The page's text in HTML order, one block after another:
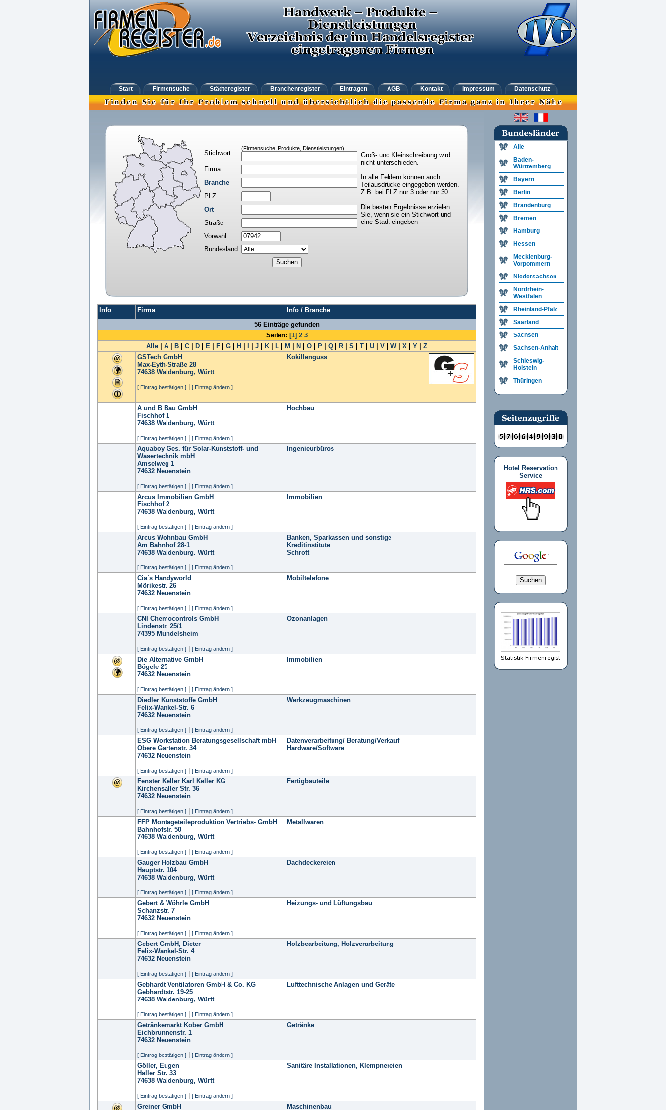
Start Firmensuche Städteregister Branchenregister Eintragen AGB Kontakt Impressum Datenschutz
Stichwort
(Firmensuche, Produkte, Dienstleistungen)
Groß- und Kleinschreibung wird
nicht unterschieden.
In alle Feldern können auch
Teilausdrücke eingegeben werden.
Z.B. bei PLZ nur 3 oder nur 30
Die besten Ergebnisse erzielen
Sie, wenn sie ein Stichwort und
eine Stadt eingeben
Firma
Branche
PLZ
Ort
Straße
Vorwahl
Bundesland
Info Firma
Info / Branche
56 Einträge gefunden
Seiten: [1] 2 3
Alle
A B C D E F G H J K L M N O P Q R S T U V W| X Y
Z
GSTech GmbH
Max-Eyth-Straße 28
74638 Waldenburg, Württ
[ Eintrag bestätigen ] [ Eintrag ändern ]
Kokillenguss
A und B Bau GmbH
Fischhof 1
74638 Waldenburg, Württ
[ Eintrag bestätigen ] [ Eintrag ändern ]
Hochbau
Aquaboy Ges. für Solar-Kunststoff- und
Wasertechnik mbH
Amselweg 1
74632 Neuenstein
[ Eintrag bestätigen ] [ Eintrag ändern ]
Ingenieurbüros
Arcus Immobilien GmbH
Fischhof 2
74638 Waldenburg, Württ
[ Eintrag bestätigen ] [ Eintrag ändern ]
Immobilien
Arcus Wohnbau GmbH
Am Bahnhof 28-1
74638 Waldenburg, Württ
[ Eintrag bestätigen ] [ Eintrag ändern ]
Banken, Sparkassen und sonstige
Kreditinstitute
Schrott
Cia´s Handyworld
Mörikestr. 26
74632 Neuenstein
[ Eintrag bestätigen ] [ Eintrag ändern ]
Mobiltelefone
CNI Chemocontrols GmbH
Lindenstr. 25/1
74395 Mundelsheim
[ Eintrag bestätigen ] [ Eintrag ändern ]
Ozonanlagen
Die Alternative GmbH
Bögele 25
74632 Neuenstein
[ Eintrag bestätigen ] [ Eintrag ändern ]
Immobilien
Diedler Kunststoffe GmbH
Felix-Wankel-Str. 6
74632 Neuenstein
[ Eintrag bestätigen ] [ Eintrag ändern ]
Werkzeugmaschinen
ESG Workstation Beratungsgesellschaft mbH
Obere Gartenstr. 34
74632 Neuenstein
[ Eintrag bestätigen ] [ Eintrag ändern ]
Datenverarbeitung/ Beratung/Verkauf
Hardware/Software
Fenster Keller Karl Keller KG
Kirchensaller Str. 36
74632 Neuenstein
[ Eintrag bestätigen ] [ Eintrag ändern ]
Fertigbauteile
FFP Montageteileproduktion Vertriebs- GmbH
Bahnhofstr. 50
74638 Waldenburg, Württ
[ Eintrag bestätigen ] [ Eintrag ändern ]
Metallwaren
Gauger Holzbau GmbH
Hauptstr. 104
74638 Waldenburg, Württ
[ Eintrag bestätigen ] [ Eintrag ändern ]
Dachdeckereien
Gebert & Wöhrle GmbH
Schanzstr. 7
74632 Neuenstein
[ Eintrag bestätigen ] [ Eintrag ändern ]
Heizungs- und Lüftungsbau
Gebert GmbH, Dieter
Felix-Wankel-Str. 4
74632 Neuenstein
[ Eintrag bestätigen ] [ Eintrag ändern ]
Holzbearbeitung, Holzverarbeitung
Gebhardt Ventilatoren GmbH & Co. KG
Gebhardtstr. 19-25
74638 Waldenburg, Württ
[ Eintrag bestätigen ] [ Eintrag ändern ]
Lufttechnische Anlagen und Geräte
Getränkemarkt Kober GmbH
Eichbrunnenstr. 1
74632 Neuenstein
[ Eintrag bestätigen ] [ Eintrag ändern ]
Getränke
Göller, Eugen
Haller Str. 33
74638 Waldenburg, Württ
[ Eintrag bestätigen ] [ Eintrag ändern ]
Sanitäre Installationen, Klempnereien
Greiner GmbH Maschinenbau
Alle
Baden-
Württemberg
Bayern
Berlin
Brandenburg
Bremen
Hamburg
Hessen
Mecklenburg-
Vorpommern
Niedersachsen
Nordrhein-
Westfalen
Rheinland-Pfalz
Saarland
Sachsen
Sachsen-Anhalt
Schleswig-
Holstein
Thüringen
Hotel Reservation
Service